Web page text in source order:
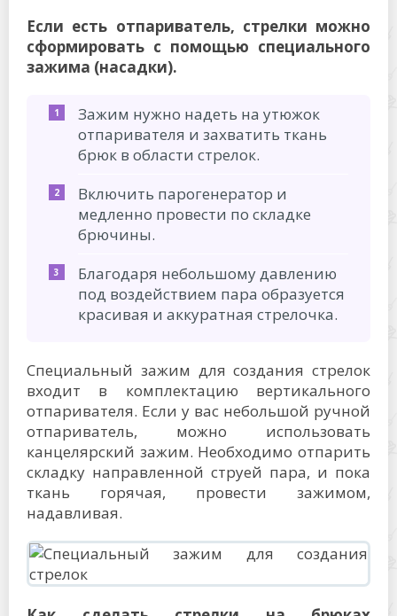
Если есть отпариватель, стрелки можно
сформировать с помощью специального
зажима (насадки).
Зажим нужно надеть на утюжок
отпаривателя и захватить ткань
брюк в области стрелок.
Включить парогенератор и
медленно провести по складке
брючины.
Благодаря небольшому давлению
под воздействием пара образуется
красивая и аккуратная стрелочка.
Специальный зажим для создания стрелок
входит в комплектацию вертикального
отпаривателя. Если у вас небольшой ручной
отпариватель, можно использовать
канцелярский зажим. Необходимо отпарить
складку направленной струей пара, и пока
ткань горячая, провести зажимом,
надавливая.